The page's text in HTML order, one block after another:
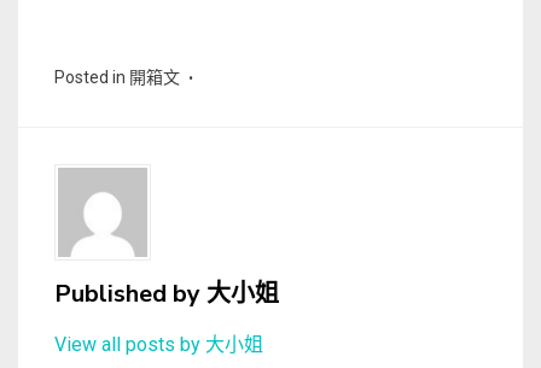
Posted in 開箱文
Published by大小姐
View all posts by 大小姐